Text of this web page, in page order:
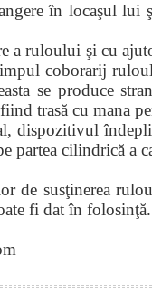
în locaşul lui
a ruloului şi cu
coborarij
se produce
trasă cu mana
dispozitivul
partea cilindrică a
de susţinerea
fi dat în folosinţă.